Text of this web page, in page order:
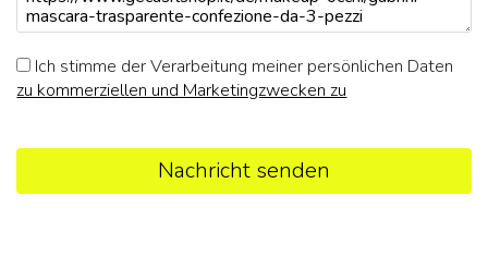
Ich stimme der Verarbeitung meiner persönlichen Daten
zu kommerziellen und Marketingzwecken zu
Nachricht senden